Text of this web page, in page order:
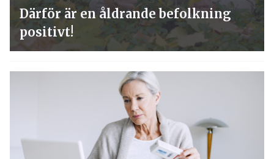
Därför är en åldrande befolkning
positivt!